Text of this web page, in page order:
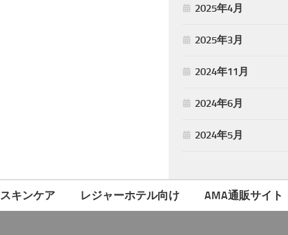
2025年4月
2025年3月
2024年11月
2024年6月
2024年5月
スキンケア レジャーホテル向け AMA通販サイト